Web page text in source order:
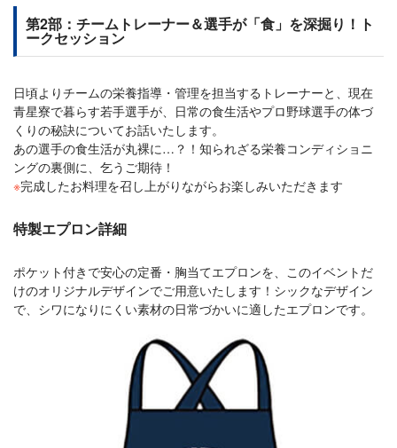
第2部：チームトレーナー＆選手が「食」を深掘り！ト
ークセッション
日頃よりチームの栄養指導・管理を担当するトレーナーと、現在
青星寮で暮らす若手選手が、日常の食生活やプロ野球選手の体づ
くりの秘訣についてお話いたします。
あの選手の食生活が丸裸に…？！知られざる栄養コンディショニ
ングの裏側に、乞うご期待！
※完成したお料理を召し上がりながらお楽しみいただきます
特製エプロン詳細
ポケット付きで安心の定番・胸当てエプロンを、このイベントだ
けのオリジナルデザインでご用意いたします！シックなデザイン
で、シワになりにくい素材の日常づかいに適したエプロンです。